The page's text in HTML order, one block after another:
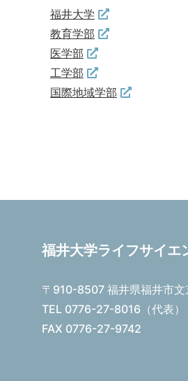
福井大学
教育学部
医学部
工学部
国際地域学部
福井大学ライフサイエ
〒910-8507 福井県福井市
TEL 0776-27-8016（代表）
FAX 0776-27-9742